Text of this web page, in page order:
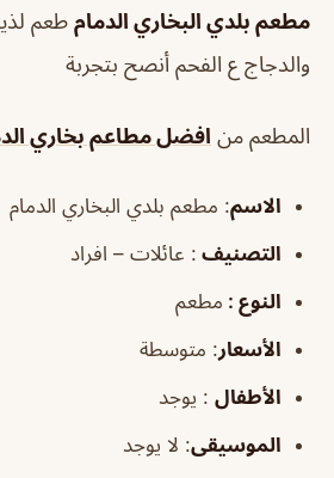
مطعم بلدي البخاري الدمام طعم
والدجاج ع الفحم أنصح بتجربة
المطعم من افضل مطاعم بخاري
الاسم: مطعم بلدي البخاري الدمام
التصنيف : عائلات – افراد
النوع : مطعم
الأسعار: متوسطة
الأطفال : يوجد
الموسيقى: لا يوجد